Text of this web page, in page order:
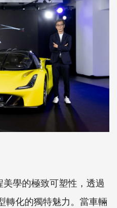
學的極致可塑性，透過
轉化的獨特魅力。當車輛